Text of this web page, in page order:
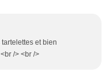
et bien
/> <br />